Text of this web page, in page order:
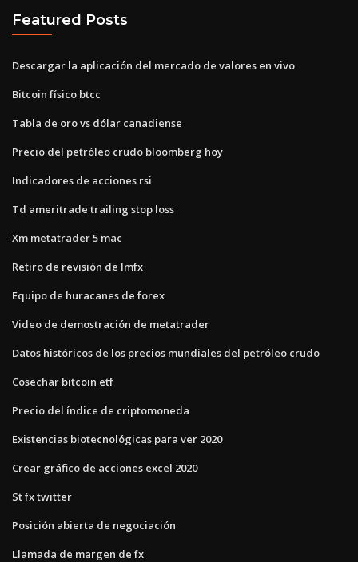
Featured Posts
Descargar la aplicación del mercado de valores en vivo
Bitcoin físico btcc
Tabla de oro vs dólar canadiense
Precio del petróleo crudo bloomberg hoy
Indicadores de acciones rsi
Td ameritrade trailing stop loss
Xm metatrader 5 mac
Retiro de revisión de lmfx
Equipo de huracanes de forex
Video de demostración de metatrader
Datos históricos de los precios mundiales del petróleo crudo
Cosechar bitcoin etf
Precio del índice de criptomoneda
Existencias biotecnológicas para ver 2020
Crear gráfico de acciones excel 2020
St fx twitter
Posición abierta de negociación
Llamada de margen de fx